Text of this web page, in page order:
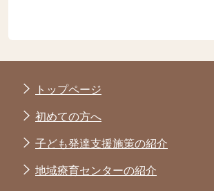
トップページ
初めての方へ
子ども発達支援施策の紹介
地域療育センターの紹介